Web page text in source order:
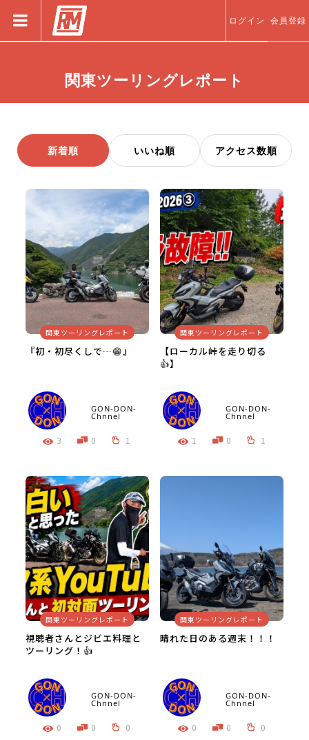
ログイン 会員登録
関東ツーリングレポート
新着順 いいね順 アクセス数順
関東ツーリングレポート
『初・初尽くしで…😁』
GON-DON-
Chnnel
3 0 1
関東ツーリングレポート
【ローカル峠を走り切る
👍】
GON-DON-
Chnnel
1 0 1
関東ツーリングレポート
視聴者さんとジビエ料理と
ツーリング！👍
GON-DON-
Chnnel
0 0 0
関東ツーリングレポート
晴れた日のある週末！！！
GON-DON-
Chnnel
0 0 0